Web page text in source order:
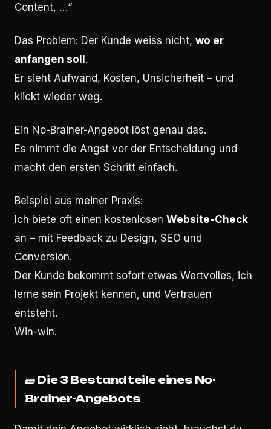
Content, …“
Das Problem: Der Kunde weiss nicht, wo er
anfangen soll .
Er sieht Aufwand, Kosten, Unsicherheit – und
klickt wieder weg.
Ein No-Brainer-Angebot löst genau das.
Es nimmt die Angst vor der Entscheidung und
macht den ersten Schritt einfach.
Beispiel aus meiner Praxis:
Ich biete oft einen kostenlosen Website-Check
an – mit Feedback zu Design, SEO und
Conversion.
Der Kunde bekommt sofort etwas Wertvolles, ich
lerne sein Projekt kennen, und Vertrauen
entsteht.
Win-win.
🧱Die 3 Bestandteile eines No-
Brainer-Angebots